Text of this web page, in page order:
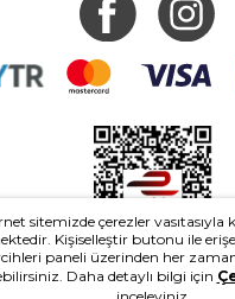
sitemizde çerezler vasıtasıyla
Kişiselleştir butonu ile
paneli üzerinden her
Daha detaylı bilgi için